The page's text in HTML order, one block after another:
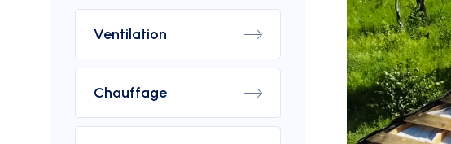
Ventilation
Chauffage